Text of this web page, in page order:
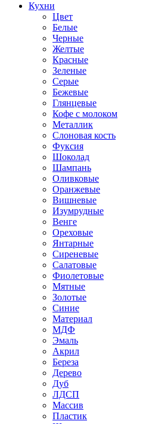
Кухни
Цвет
Белые
Черные
Желтые
Красные
Зеленые
Серые
Бежевые
Глянцевые
Кофе с молоком
Металлик
Слоновая кость
Фуксия
Шоколад
Шампань
Оливковые
Оранжевые
Вишневые
Изумрудные
Венге
Ореховые
Янтарные
Сиреневые
Салатовые
Фиолетовые
Мятные
Золотые
Синие
Материал
МДФ
Эмаль
Акрил
Береза
Дерево
Дуб
ЛДСП
Массив
Пластик